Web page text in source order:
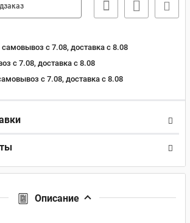
самовывоз с 7.08, доставка c 8.08
с 7.08, доставка c 8.08
с 7.08, доставка c 8.08
Описание